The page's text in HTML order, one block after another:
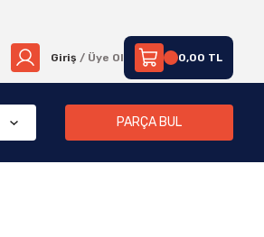
Giriş / Üye Ol 0,00 TL
PARÇA BUL